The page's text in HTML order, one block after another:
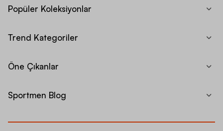
Popüler Koleksiyonlar
Trend Kategoriler
Öne Çıkanlar
Sportmen Blog